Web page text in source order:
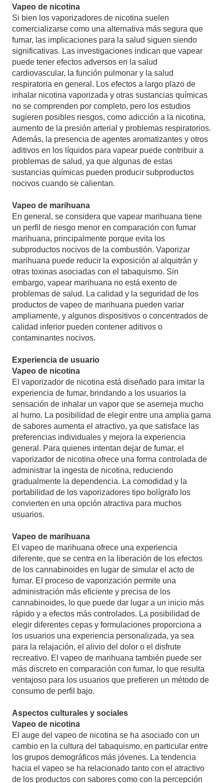
Vapeo de nicotina
Si bien los vaporizadores de nicotina suelen
comercializarse como una alternativa más segura que
fumar, las implicaciones para la salud siguen siendo
significativas. Las investigaciones indican que vapear
puede tener efectos adversos en la salud
cardiovascular, la función pulmonar y la salud
respiratoria en general. Los efectos a largo plazo de
inhalar nicotina vaporizada y otras sustancias químicas
no se comprenden por completo, pero los estudios
sugieren posibles riesgos, como adicción a la nicotina,
aumento de la presión arterial y problemas respiratorios.
Además, la presencia de agentes aromatizantes y otros
aditivos en los líquidos para vapear puede contribuir a
problemas de salud, ya que algunas de estas
sustancias químicas pueden producir subproductos
nocivos cuando se calientan.
Vapeo de marihuana
En general, se considera que vapear marihuana tiene
un perfil de riesgo menor en comparación con fumar
marihuana, principalmente porque evita los
subproductos nocivos de la combustión. Vaporizar
marihuana puede reducir la exposición al alquitrán y
otras toxinas asociadas con el tabaquismo. Sin
embargo, vapear marihuana no está exento de
problemas de salud. La calidad y la seguridad de los
productos de vapeo de marihuana pueden variar
ampliamente, y algunos dispositivos o concentrados de
calidad inferior pueden contener aditivos o
contaminantes nocivos.
Experiencia de usuario
Vapeo de nicotina
El vaporizador de nicotina está diseñado para imitar la
experiencia de fumar, brindando a los usuarios la
sensación de inhalar un vapor que se asemeja mucho
al humo. La posibilidad de elegir entre una amplia gama
de sabores aumenta el atractivo, ya que satisface las
preferencias individuales y mejora la experiencia
general. Para quienes intentan dejar de fumar, el
vaporizador de nicotina ofrece una forma controlada de
administrar la ingesta de nicotina, reduciendo
gradualmente la dependencia. La comodidad y la
portabilidad de los vaporizadores tipo bolígrafo los
convierten en una opción atractiva para muchos
usuarios.
Vapeo de marihuana
El vapeo de marihuana ofrece una experiencia
diferente, que se centra en la liberación de los efectos
de los cannabinoides en lugar de simular el acto de
fumar. El proceso de vaporización permite una
administración más eficiente y precisa de los
cannabinoides, lo que puede dar lugar a un inicio más
rápido y a efectos más controlados. La posibilidad de
elegir diferentes cepas y formulaciones proporciona a
los usuarios una experiencia personalizada, ya sea
para la relajación, el alivio del dolor o el disfrute
recreativo. El vapeo de marihuana también puede ser
más discreto en comparación con fumar, lo que resulta
ventajoso para los usuarios que prefieren un método de
consumo de perfil bajo.
Aspectos culturales y sociales
Vapeo de nicotina
El auge del vapeo de nicotina se ha asociado con un
cambio en la cultura del tabaquismo, en particular entre
los grupos demográficos más jóvenes. La tendencia
hacia el vapeo se ha relacionado tanto con el atractivo
de los productos con sabores como con la percepción